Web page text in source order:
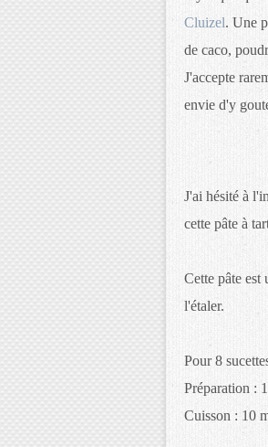
Cluizel. Une
de caco,
J'accepte
envie d'y
J'ai hésité à
cette pâte à
Cette pâte est
l'étaler.
Pour 8
Préparation :
Cuisson : 10